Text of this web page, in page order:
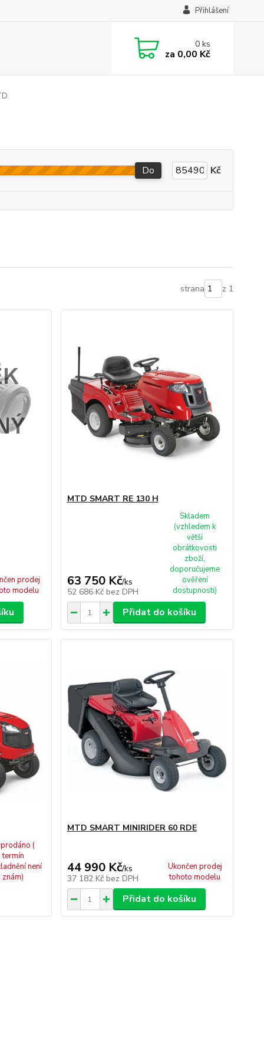
Přihlášení
0ks
za 0,00 Kč
Do Kč
strana z 1
prodej
modelu
MTD SMART RE 130 H
63 750 Kč/ks
52 686 Kč bez DPH
Skladem
(vzhledem k
větší
obrátkovosti
zboží,
doporučujeme
ověření
dostupnosti)
Přidat do košíku
(
termín
není
znám)
MTD SMART MINIRIDER 60 RDE
44 990 Kč/ks
37 182 Kč bez DPH
Ukončen prodej
tohoto modelu
Přidat do košíku